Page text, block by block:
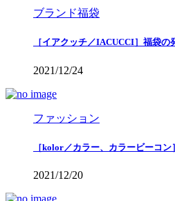
ブランド福袋
［イアクッチ／IACUCCI］福袋
2021/12/24
ファッション
［kolor／カラー、カラービーコ
2021/12/20